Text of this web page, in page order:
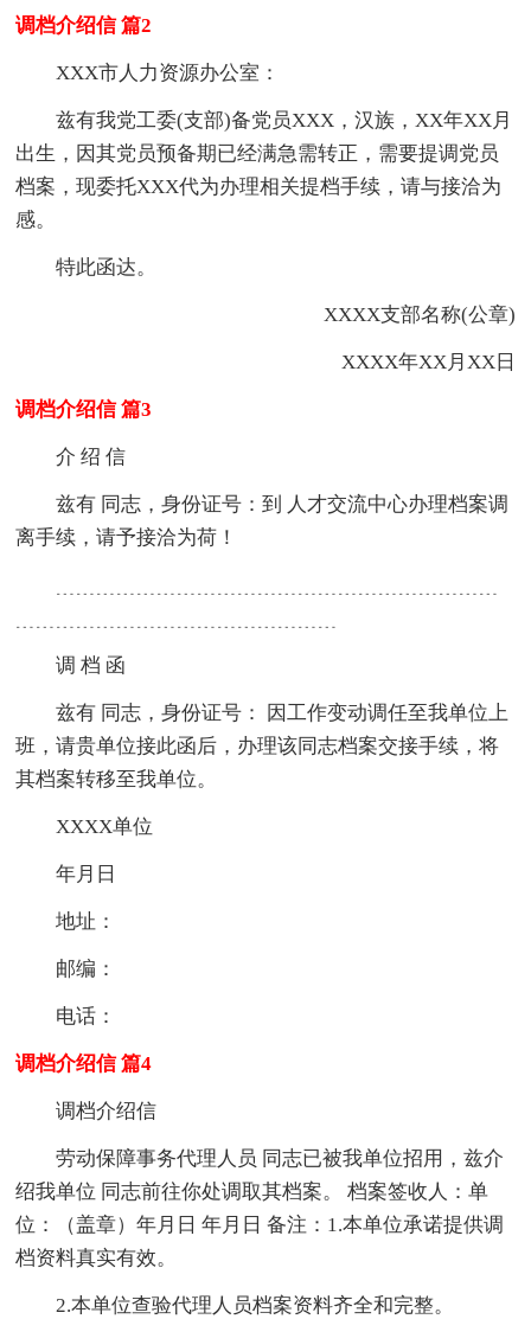
调档介绍信 篇2
XXX市人力资源办公室：
兹有我党工委(支部)备党员XXX，汉族，XX年XX月
出生，因其党员预备期已经满急需转正，需要提调党员
档案，现委托XXX代为办理相关提档手续，请与接洽为
感。
特此函达。
XXXX支部名称(公章)
XXXX年XX月XX日
调档介绍信 篇3
介 绍 信
兹有 同志，身份证号：到 人才交流中心办理档案调
离手续，请予接洽为荷！
调 档 函
兹有 同志，身份证号： 因工作变动调任至我单位上
班，请贵单位接此函后，办理该同志档案交接手续，将
其档案转移至我单位。
XXXX单位
年月日
地址：
邮编：
电话：
调档介绍信 篇4
调档介绍信
劳动保障事务代理人员 同志已被我单位招用，兹介
绍我单位 同志前往你处调取其档案。 档案签收人：单
位：（盖章）年月日 年月日 备注：1.本单位承诺提供调
档资料真实有效。
2.本单位查验代理人员档案资料齐全和完整。